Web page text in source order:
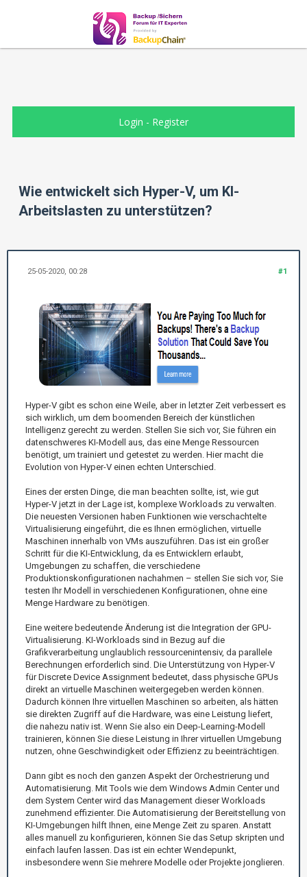
Login - Register
Wie entwickelt sich Hyper-V, um KI-
Arbeitslasten zu unterstützen?
#1
25-05-2020, 00:28
Hyper-V gibt es schon eine Weile, aber in letzter Zeit verbessert es
sich wirklich, um dem boomenden Bereich der künstlichen
Intelligenz gerecht zu werden. Stellen Sie sich vor, Sie führen ein
datenschweres KI-Modell aus, das eine Menge Ressourcen
benötigt, um trainiert und getestet zu werden. Hier macht die
Evolution von Hyper-V einen echten Unterschied.
Eines der ersten Dinge, die man beachten sollte, ist, wie gut
Hyper-V jetzt in der Lage ist, komplexe Workloads zu verwalten.
Die neuesten Versionen haben Funktionen wie verschachtelte
Virtualisierung eingeführt, die es Ihnen ermöglichen, virtuelle
Maschinen innerhalb von VMs auszuführen. Das ist ein großer
Schritt für die KI-Entwicklung, da es Entwicklern erlaubt,
Umgebungen zu schaffen, die verschiedene
Produktionskonfigurationen nachahmen – stellen Sie sich vor, Sie
testen Ihr Modell in verschiedenen Konfigurationen, ohne eine
Menge Hardware zu benötigen.
Eine weitere bedeutende Änderung ist die Integration der GPU-
Virtualisierung. KI-Workloads sind in Bezug auf die
Grafikverarbeitung unglaublich ressourcenintensiv, da parallele
Berechnungen erforderlich sind. Die Unterstützung von Hyper-V
für Discrete Device Assignment bedeutet, dass physische GPUs
direkt an virtuelle Maschinen weitergegeben werden können.
Dadurch können Ihre virtuellen Maschinen so arbeiten, als hätten
sie direkten Zugriff auf die Hardware, was eine Leistung liefert,
die nahezu nativ ist. Wenn Sie also ein Deep-Learning-Modell
trainieren, können Sie diese Leistung in Ihrer virtuellen Umgebung
nutzen, ohne Geschwindigkeit oder Effizienz zu beeinträchtigen.
Dann gibt es noch den ganzen Aspekt der Orchestrierung und
Automatisierung. Mit Tools wie dem Windows Admin Center und
dem System Center wird das Management dieser Workloads
zunehmend effizienter. Die Automatisierung der Bereitstellung von
KI-Umgebungen hilft Ihnen, eine Menge Zeit zu sparen. Anstatt
alles manuell zu konfigurieren, können Sie das Setup skripten und
einfach laufen lassen. Das ist ein echter Wendepunkt,
insbesondere wenn Sie mehrere Modelle oder Projekte jonglieren.